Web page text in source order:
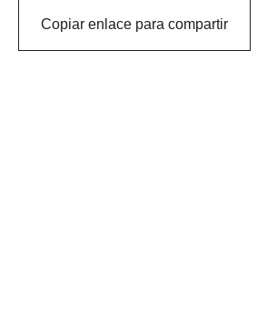
Copiar enlace para compartir